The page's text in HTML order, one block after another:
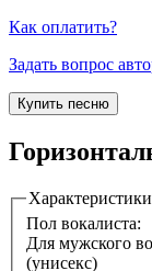
Как оплатить?
Задать вопрос
Характеристики
Пол вокалиста:
Для мужского
(унисекс)